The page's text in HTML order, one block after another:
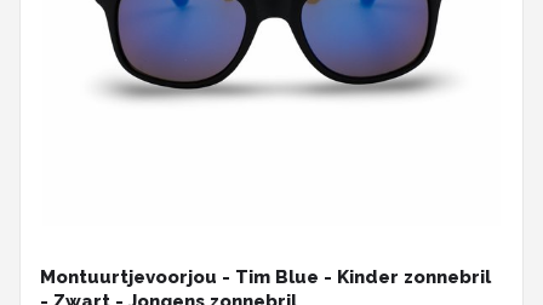
Montuurtjevoorjou - Tim Blue - Kinder zonnebril